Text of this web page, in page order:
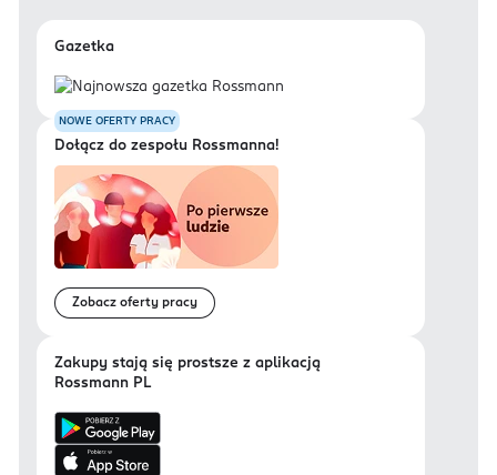
Gazetka
NOWE OFERTY PRACY
Dołącz do zespołu Rossmanna!
Zobacz oferty pracy
Zakupy stają się prostsze z aplikacją
Rossmann PL